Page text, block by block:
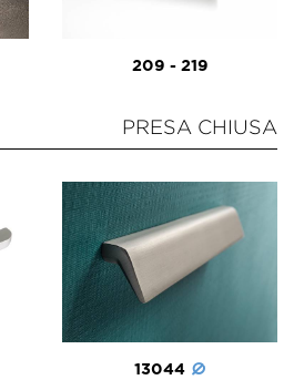
209 - 219
PRESA CHIUSA
13044